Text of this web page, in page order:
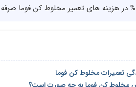
تعمیرات مخلوط کن فوما